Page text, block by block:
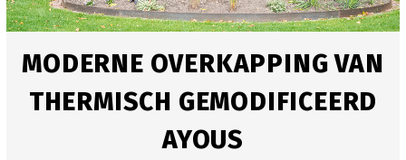
MODERNE OVERKAPPING VAN
THERMISCH GEMODIFICEERD
AYOUS